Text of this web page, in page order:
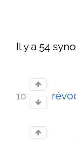
Il y a 54
10